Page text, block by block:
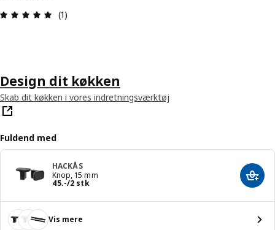
Anmeldelse: 5 Ud af 5 Stjerner. Anmeldelser i
(1)
Design dit køkken
Skab dit køkken i vores indretningsværktøj
Fuldend med
HACKÅS
Knop, 15 mm
45.-/2 stk
Pris 45.-/2 stk Læg i
Vis mere